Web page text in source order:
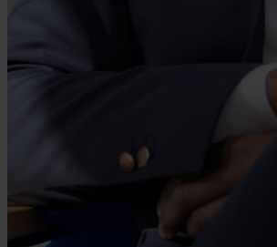
De beste kansen verdwijnen voordat ze online